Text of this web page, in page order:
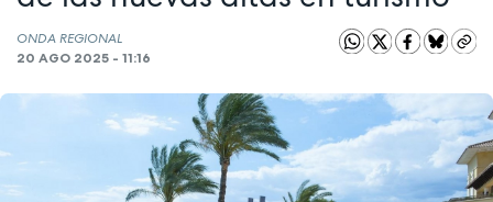
ONDA REGIONAL
20 AGO 2025 - 11:16